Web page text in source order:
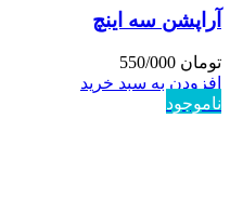
آراپشن سه اینچ
تومان
افزودن به سبد خرید
ناموجود